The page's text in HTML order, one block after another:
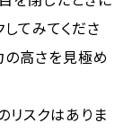
てみてくださ
の高さを見極め
リスクはありま